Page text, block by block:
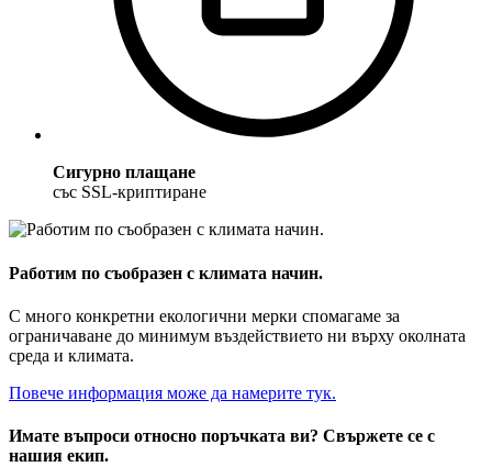
Сигурно плащане
със SSL-криптиране
Работим по съобразен с климата начин.
С много конкретни екологични мерки спомагаме за
ограничаване до минимум въздействието ни върху околната
среда и климата.
Повече информация може да намерите тук.
Имате въпроси относно поръчката ви? Свържете се с
нашия екип.